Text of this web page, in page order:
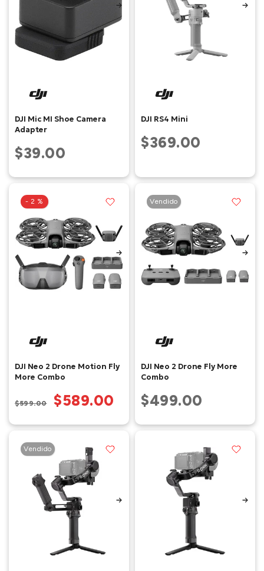
DJI Mic MI Shoe Camera
Adapter
$39.00
DJI RS4 Mini
$369.00
- 2 %
DJI Neo 2 Drone Motion Fly
More Combo
$599.00 $589.00
Vendido
DJI Neo 2 Drone Fly More
Combo
$499.00
Vendido